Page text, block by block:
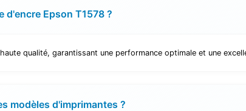
d'encre Epson T1578 ?
qualité, garantissant une performance optimale et une
modèles d'imprimantes ?